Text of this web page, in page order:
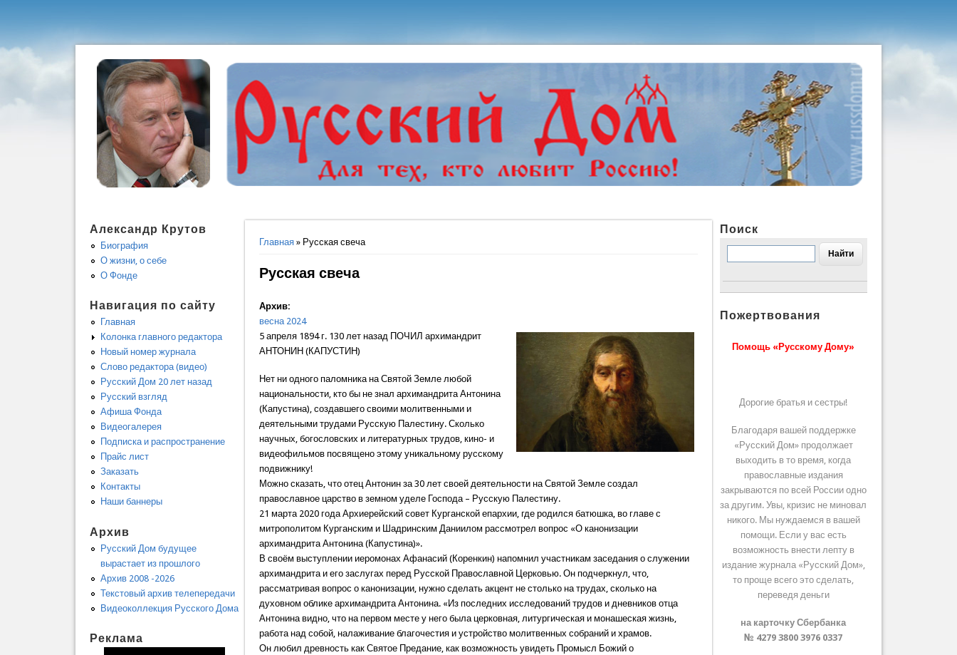
Вы здесь
Главная » Русская свеча
Русская свеча
Архив:
весна 2024
5 апреля 1894 г. 130 лет назад ПОЧИЛ архимандрит
АНТОНИН (КАПУСТИН)
Нет ни одного паломника на Святой Земле любой
национальности, кто бы не знал архимандрита Антонина
(Капустина), создавшего своими молитвенными и
деятельными трудами Русскую Палестину. Сколько
научных, богословских и литературных трудов, кино- и
видеофильмов посвящено этому уникальному русскому
подвижнику!
Можно сказать, что отец Антонин за 30 лет своей деятельности на Святой Земле создал
православное царство в земном уделе Господа – Русскую Палестину.
21 марта 2020 года Архиерейский совет Курганской епархии, где родился батюшка, во главе с
митрополитом Курганским и Шадринским Даниилом рассмотрел вопрос «О канонизации
архимандрита Антонина (Капустина)».
В своём выступлении иеромонах Афанасий (Коренкин) напомнил участникам заседания о служении
архимандрита и его заслугах перед Русской Православной Церковью. Он подчеркнул, что,
рассматривая вопрос о канонизации, нужно сделать акцент не столько на трудах, сколько на
духовном облике архимандрита Антонина. «Из последних исследований трудов и дневников отца
Антонина видно, что на первом месте у него была церковная, литургическая и монашеская жизнь,
работа над собой, налаживание благочестия и устройство молитвенных собраний и храмов.
Он любил древность как Святое Предание, как возможность увидеть Промысл Божий о
Александр Крутов
Биография
О жизни, о себе
О Фонде
Навигация по сайту
Главная
Колонка главного редактора
Новый номер журнала
Слово редактора (видео)
Русский Дом 20 лет назад
Русский взгляд
Афиша Фонда
Видеогалерея
Подписка и распространение
Прайс лист
Заказать
Контакты
Наши баннеры
Архив
Русский Дом будущее
вырастает из прошлого
Архив 2008 -2026
Текстовый архив телепередачи
Видеоколлекция Русского Дома
Реклама
Поиск
Пожертвования
Помощь «Русскому Дому»
Дорогие братья и сестры!
Благодаря вашей поддержке
«Русский Дом» продолжает
выходить в то время, когда
православные издания
закрываются по всей России одно
за другим. Увы, кризис не миновал
никого. Мы нуждаемся в вашей
помощи. Если у вас есть
возможность внести лепту в
издание журнала «Русский Дом»,
то проще всего это сделать,
переведя деньги
на карточку Сбербанка
№ 4279 3800 3976 0337